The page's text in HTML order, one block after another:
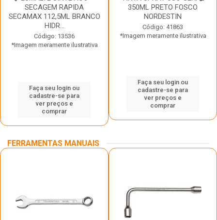
SECAGEM RAPIDA
SECAMAX 112,5ML BRANCO
HIDR...
Código: 13536
*Imagem meramente ilustrativa
Faça seu login ou
cadastre-se para
ver preços e
comprar
350ML PRETO FOSCO
NORDESTIN
Código: 41863
*Imagem meramente ilustrativa
Faça seu login ou
cadastre-se para
ver preços e
comprar
FERRAMENTAS MANUAIS